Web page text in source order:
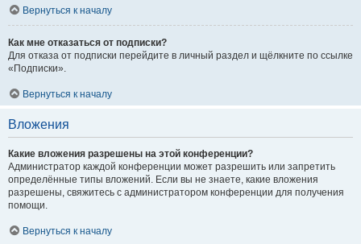
Вернуться к началу
Как мне отказаться от подписки?
Для отказа от подписки перейдите в личный раздел и щёлкните по ссылке
«Подписки».
Вернуться к началу
Вложения
Какие вложения разрешены на этой конференции?
Администратор каждой конференции может разрешить или запретить
определённые типы вложений. Если вы не знаете, какие вложения
разрешены, свяжитесь с администратором конференции для получения
помощи.
Вернуться к началу